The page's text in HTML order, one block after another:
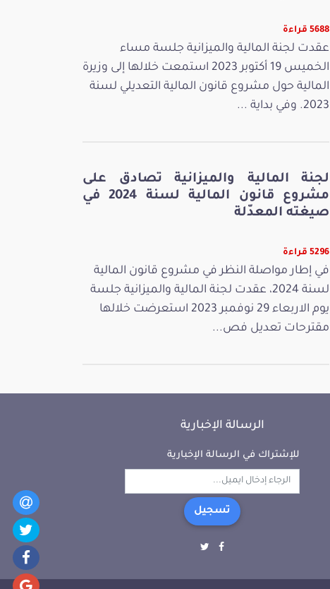
5688 قراءة
عقدت لجنة المالية والميزانية جلسة مساء
الخميس 19 أكتوبر 2023 استمعت خلالها إلى وزيرة
المالية حول مشروع قانون المالية التعديلي لسنة
2023. وفي بداية ...
لجنة المالية والميزانية تصادق على
مشروع قانون المالية لسنة 2024 في
صيغته المعدّلة
5296 قراءة
في إطار مواصلة النظر في مشروع قانون المالية
لسنة 2024، عقدت لجنة المالية والميزانية جلسة
يوم الاربعاء 29 نوفمبر 2023 استعرضت خلالها
مقترحات تعديل فص...
الرسالة الإخبارية
للإشتراك في الرسالة الإخبارية
تسجيل